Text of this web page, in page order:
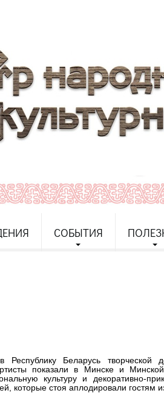
СОБЫТИЯ
Беларусь
показали в Минске и
культуру и декоративно-
которые стоя аплодировали гостям